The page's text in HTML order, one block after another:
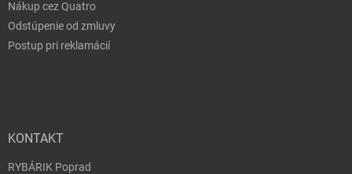
Nákup cez Quatro
Odstúpenie od zmluvy
Postup pri reklamácií
KONTAKT
RYBÁRIK Poprad